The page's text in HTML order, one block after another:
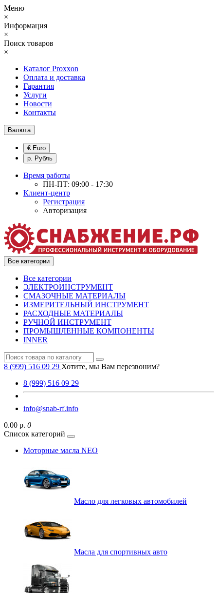
Меню
×
Информация
×
Поиск товаров
×
Каталог Proxxon
Оплата и доставка
Гарантия
Услуги
Новости
Контакты
Валюта
€ Euro
р. Рубль
Время работы
ПН-ПТ: 09:00 - 17:30
Клиент-центр
Регистрация
Авторизация
Все категории
Все категории
ЭЛЕКТРОИНСТРУМЕНТ
СМАЗОЧНЫЕ МАТЕРИАЛЫ
ИЗМЕРИТЕЛЬНЫЙ ИНСТРУМЕНТ
РАСХОДНЫЕ МАТЕРИАЛЫ
РУЧНОЙ ИНСТРУМЕНТ
ПРОМЫШЛЕННЫЕ КОМПОНЕНТЫ
INNER
8 (999) 516 09 29 Хотите, мы Вам перезвоним?
8 (999) 516 09 29
info@snab-rf.info
0.00 р. 0
Список категорий
Моторные масла NEO
Масло для легковых автомобилей
Масла для спортивных авто